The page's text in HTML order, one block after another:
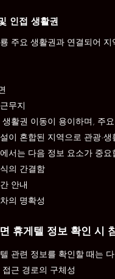
인접 생활권
주요 생활권과 연결되어
무지
활권 이동이 용이하며, 주
이 혼합된 지역으로 관광·
서는 다음 정보 요소가 중요
의 간결함
안내
의 명확성
휴게텔 정보 확인 시
관련 정보를 확인할 때는
접근 경로의 구체성